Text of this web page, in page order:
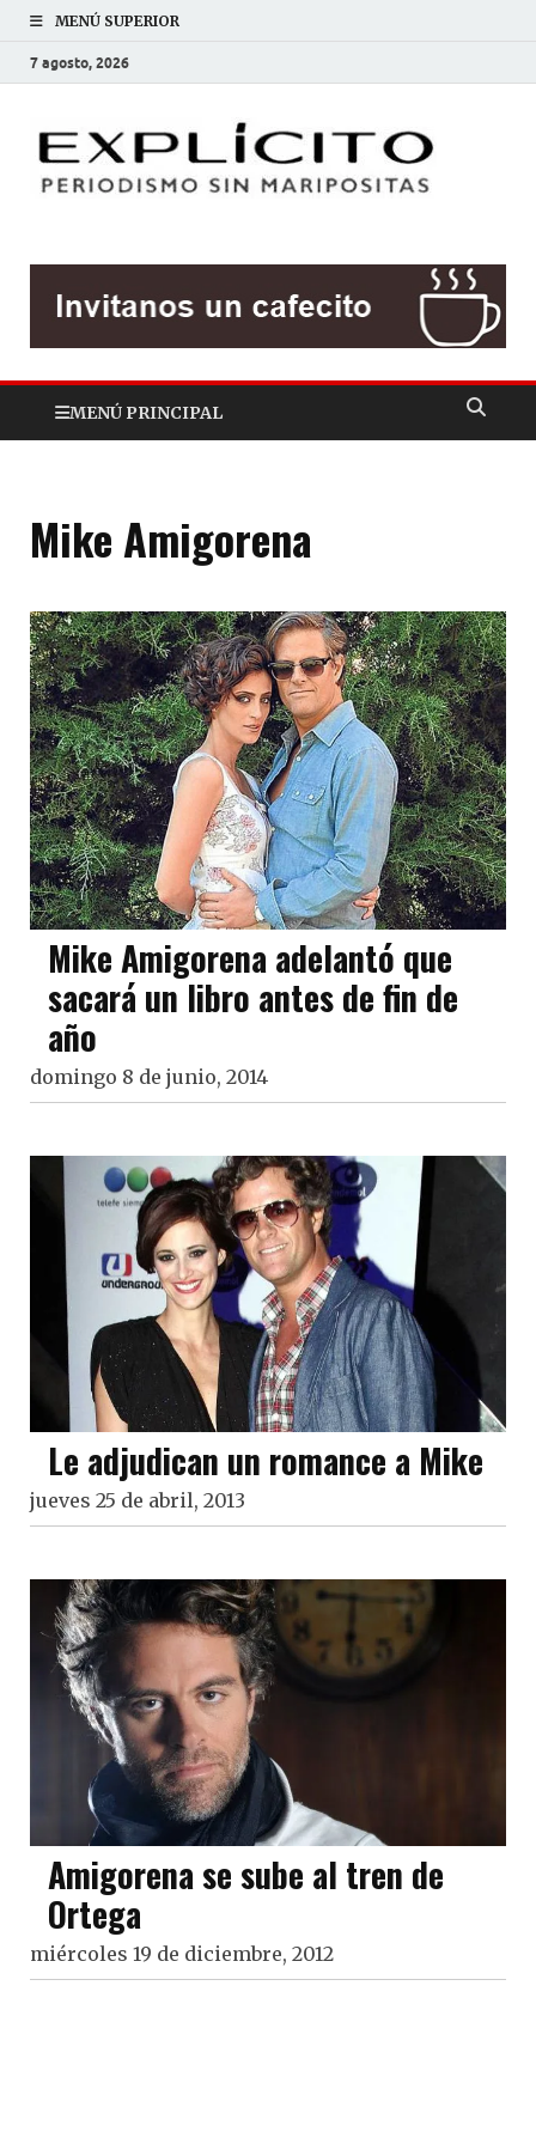
MENÚ SUPERIOR
7 agosto, 2026
MENÚ PRINCIPAL
Mike Amigorena
Mike Amigorena adelantó que
sacará un libro antes de fin de
año
domingo 8 de junio, 2014
Le adjudican un romance a Mike
jueves 25 de abril, 2013
Amigorena se sube al tren de
Ortega
miércoles 19 de diciembre, 2012